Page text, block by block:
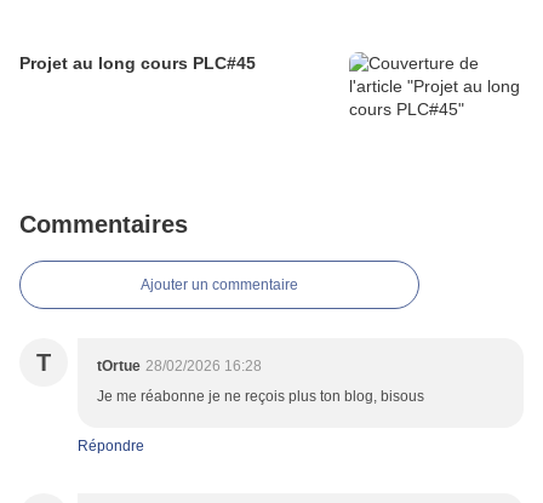
Projet au long cours PLC#45
Commentaires
Ajouter un commentaire
T tOrtue 28/02/2026 16:28
Je me réabonne je ne reçois plus ton blog, bisous
Répondre